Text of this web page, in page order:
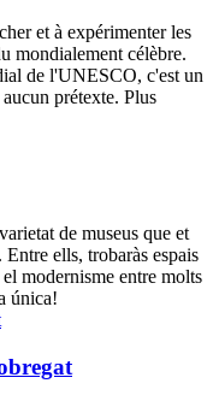
et à expérimenter les
mondialement célèbre.
de l'UNESCO, c'est un
prétexte. Plus
de museus que et
ells, trobaràs espais
modernisme entre molts
única!